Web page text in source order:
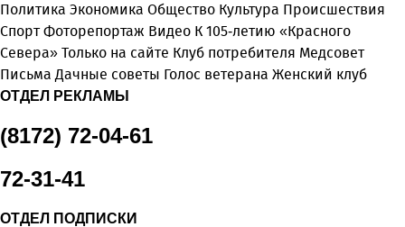
Политика Экономика Общество Культура Происшествия
Спорт Фоторепортаж Видео К 105-летию «Красного
Севера» Только на сайте Клуб потребителя Медсовет
Письма Дачные советы Голос ветерана Женский клуб
ОТДЕЛ РЕКЛАМЫ
(8172) 72-04-61
72-31-41
ОТДЕЛ ПОДПИСКИ